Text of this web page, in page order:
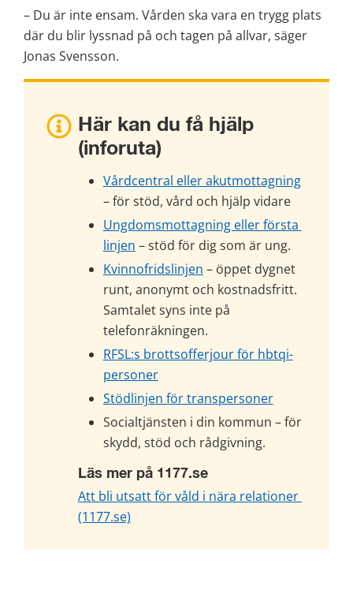
– Du är inte ensam. Vården ska vara en trygg plats
där du blir lyssnad på och tagen på allvar, säger
Jonas Svensson.
Här kan du få hjälp
(inforuta)
Vårdcentral eller akutmottagning
– för stöd, vård och hjälp vidare
Ungdomsmottagning eller första
linjen – stöd för dig som är ung.
Kvinnofridslinjen – öppet dygnet
runt, anonymt och kostnadsfritt.
Samtalet syns inte på
telefonräkningen.
RFSL:s brottsofferjour för hbtqi-
personer
Stödlinjen för transpersoner
Socialtjänsten i din kommun – för
skydd, stöd och rådgivning.
Läs mer på 1177.se
Att bli utsatt för våld i nära relationer
(1177.se)